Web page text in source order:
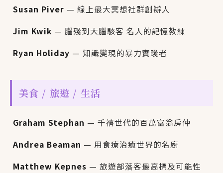
Susan Piver — 線上最大冥想社群創辦人
Jim Kwik — 腦殘到大腦駭客 名人的記憶教練
Ryan Holiday — 知識變現的暴力實踐者
美食 / 旅遊 / 生活
Graham Stephan — 千禧世代的百萬富翁房仲
Andrea Beaman — 用食療治癒世界的名廚
Matthew Kepnes — 旅遊部落客最高標及可能性